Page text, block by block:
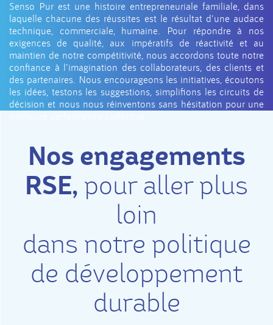
Senso Pur est une histoire entrepreneuriale familiale, dans
laquelle chacune des réussites est le résultat d'une audace
technique, commerciale, humaine. Pour répondre à nos
exigences de qualité, aux impératifs de réactivité et au
maintien de notre compétitivité, nous accordons toute notre
confiance à l'imagination des collaborateurs, des clients et
des partenaires. Nous encourageons les initiatives, écoutons
les idées, testons les suggestions, simplifions les circuits de
décision et nous nous réinventons sans hésitation pour une
Nos engagements
RSE, pour aller plus
loin
dans notre politique
de développement
durable